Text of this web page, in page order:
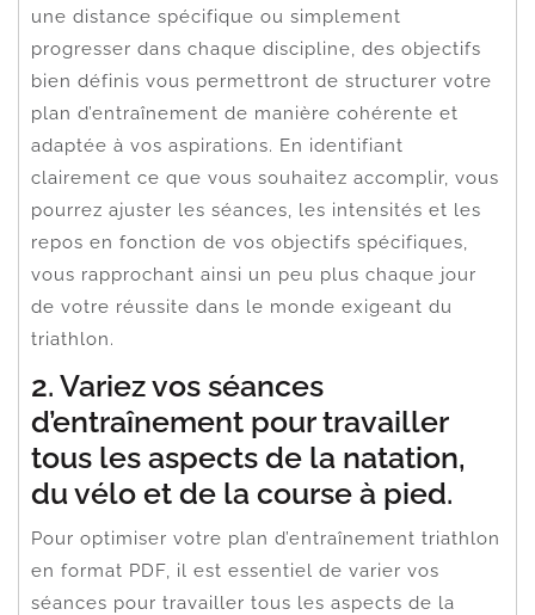
une distance spécifique ou simplement
progresser dans chaque discipline, des objectifs
bien définis vous permettront de structurer votre
plan d’entraînement de manière cohérente et
adaptée à vos aspirations. En identifiant
clairement ce que vous souhaitez accomplir, vous
pourrez ajuster les séances, les intensités et les
repos en fonction de vos objectifs spécifiques,
vous rapprochant ainsi un peu plus chaque jour
de votre réussite dans le monde exigeant du
triathlon.
2. Variez vos séances
d’entraînement pour travailler
tous les aspects de la natation,
du vélo et de la course à pied.
Pour optimiser votre plan d’entraînement triathlon
en format PDF, il est essentiel de varier vos
séances pour travailler tous les aspects de la